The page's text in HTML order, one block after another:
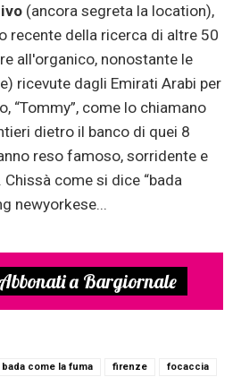
(ancora segreta la location),
recente della ricerca di altre 50
all'organico, nonostante le
ricevute dagli Emirati Arabi per
“Tommy”, come lo chiamano
dietro il banco di quei 8
reso famoso, sorridente e
come si dice “bada
newyorkese...
Abbonati a Bargiornale
bada come la fuma firenze
focaccia